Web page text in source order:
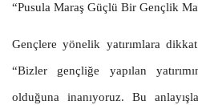
“Pusula Maraş Güçlü Bir Gençlik
Gençlere yönelik yatırımlara
“Bizler gençliğe yapılan
olduğuna inanıyoruz. Bu